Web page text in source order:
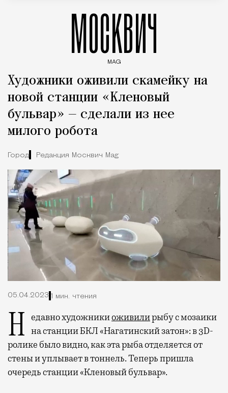
МОСКВИЧ
MAG
Художники оживили скамейку на
новой станции «Кленовый
бульвар» — сделали из нее
милого робота
Город Редакция Москвич Mag
05.04.2023 1 мин. чтения
Недавно художникиоживилирыбу с мозаики
на станции БКЛ «Нагатинский затон»: в 3D-
ролике было видно, как эта рыба отделяется от
стены и уплывает в тоннель. Теперь пришла
очередь станции «Кленовый бульвар».